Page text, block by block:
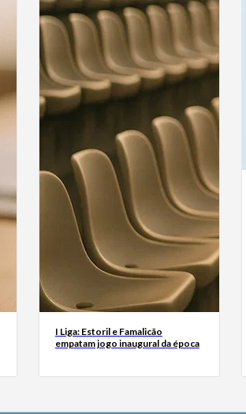
I Liga: Estoril e Famalicão
empatam jogo inaugural da época